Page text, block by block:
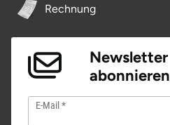
Rechnung
Newsletter
abonnieren
E-Mail